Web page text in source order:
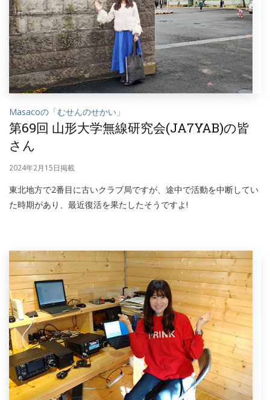
Masacoの「むせんのせかい」
第69回 山形大学無線研究会(JA7YAB)の皆
さん
2024年2月15日掲載
東北地方で2番目に古いクラブ局ですが、途中で活動を中断してい
た時期があり、最近復活を果たしたそうですよ!